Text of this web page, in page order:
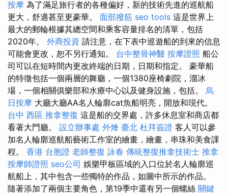
按摩 為了滿足旅行者的各種偏好，新的技術先進的巡航船
更大，舒適甚至更豪華。 面部撥筋 seo tools 這是世界上
最大的郵輪根據其總空間和乘客容量排名的清單，包括
2020年。 外商投資 請注意，在下表中巡遊船的到來的信息
可能會更改，恕不另行通知。 台中整骨神醫 按摩證照 船公
司可以在短時間內更改終端的日期，日期和指定。 豪華船
的特徵包括一個兩層的舞廳，一個1380座椅劇院，溜冰
場，一個相關俱樂部和水療中心以及健身設施，包括。 烏
日按摩 大廳大廳AA名人輪廓cat魚船明亮，開放和現代。
台中 西區 推拿整復 這是船的交界處，許多休息室和商店都
看著大門廳。 設立辦事處 外燴 臺北 杜拜簽證 客人可以參
加名人輪廓巡航船藝術工作室的繪畫，繪畫，串珠和美食課
程。 香港 台胞證 老師整復 詠春 傳統整復推拿技術士 推拿
按摩師證照 seo公司 娛樂甲板區域的入口位於名人輪廓巡
航船上，其中包含一些獨特的作品，如圖中所示的作品。
隨著添加了兩個主要角色，第19季中還有另一個螺絲 關鍵